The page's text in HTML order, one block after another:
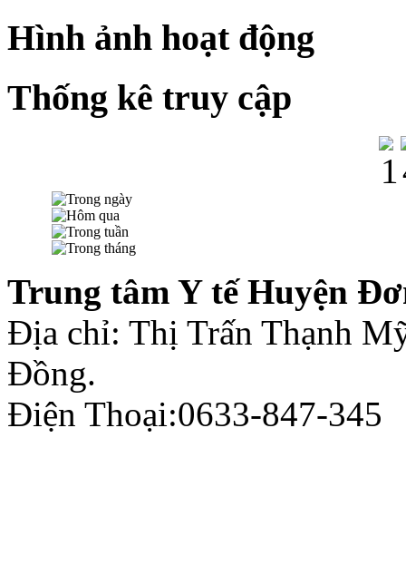
Hình ảnh hoạt động
Thống kê truy cập
Trung tâm Y tế Huyện
Địa chỉ: Thị Trấn Thạnh
Đồng.
Điện Thoại:0633-847-345